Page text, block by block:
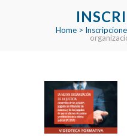
Home>